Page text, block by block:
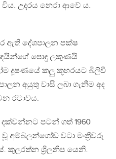
උදරය නෙරා ආවේ ය.
ඇති දේශපාලන පක්ෂ
පොදු ලකුණයි.
දූෂණයේ කලු කූහරයට බිලිවී
අයුතු වාසි ලබා ගැනීම අද
රටාවය.
පටන් ගත් 1960
අම්බලන්ගෝඩ වටා මංත්‍රීවරු
කුලරත්න ශ්‍රිලනිප යෙනි.